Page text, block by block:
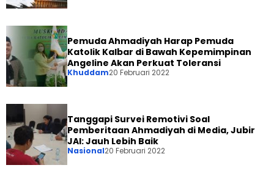
Pemuda Ahmadiyah Harap Pemuda
Katolik Kalbar di Bawah Kepemimpinan
Angeline Akan Perkuat Toleransi
Khuddam20 Februari 2022
Tanggapi Survei Remotivi Soal
Pemberitaan Ahmadiyah di Media, Jubir
JAI: Jauh Lebih Baik
Nasional20 Februari 2022